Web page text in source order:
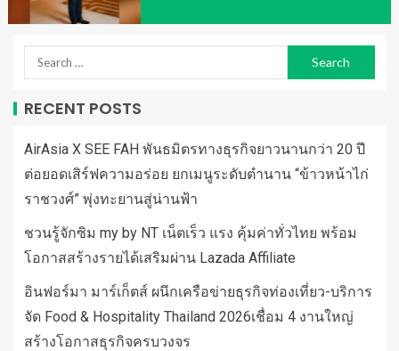
RECENT POSTS
AirAsia X SEE FAH พันธมิตรทางธุรกิจยาวนานกว่า 20 ปี
ต่อยอดเสิร์ฟความอร่อย ยกเมนูระดับตำนาน “ข้าวหน้าไก่
ราชวงศ์” พุ่งทะยานสู่น่านฟ้า
ชวนรู้จักซิม my by NT เน็ตเร็ว แรง คุ้มค่าทั่วไทย พร้อม
โอกาสสร้างรายได้เสริมผ่าน Lazada Affiliate
อินฟอร์มา มาร์เก็ตส์ ผนึกเครือข่ายธุรกิจท่องเที่ยว-บริการ
จัด Food & Hospitality Thailand 2026เชื่อม 4 งานใหญ่
สร้างโอกาสธุรกิจครบวงจร